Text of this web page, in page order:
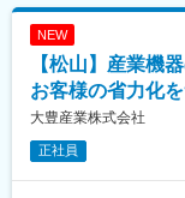
◇取扱い商材：
◇顧客：各種大
◇担当顧客数：
た表記です。
NEW
【松山】産業機
お客様の省力化
大豊産業株式会社
正社員